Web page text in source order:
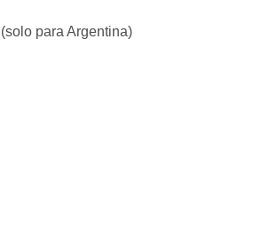
para Argentina)